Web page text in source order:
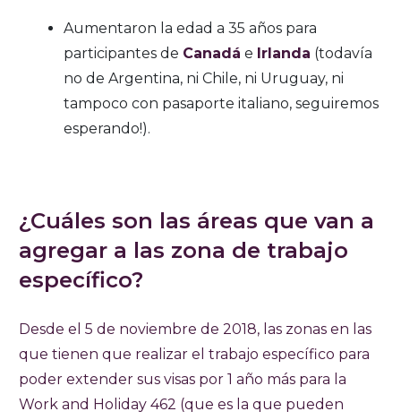
Aumentaron la edad a 35 años para
participantes de Canadá e Irlanda (todavía
no de Argentina, ni Chile, ni Uruguay, ni
tampoco con pasaporte italiano, seguiremos
esperando!).
¿Cuáles son las áreas que van a
agregar a las zona de trabajo
específico?
Desde el 5 de noviembre de 2018, las zonas en las
que tienen que realizar el trabajo específico para
poder extender sus visas por 1 año más para la
Work and Holiday 462 (que es la que pueden